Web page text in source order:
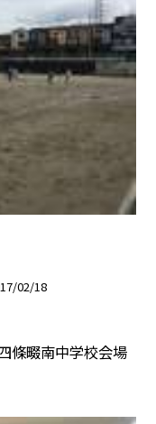
02/18
條畷南中学校会場